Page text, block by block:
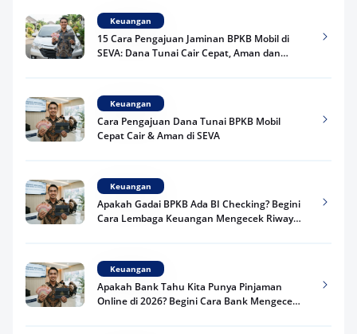
Keuangan
15 Cara Pengajuan Jaminan BPKB Mobil di
SEVA: Dana Tunai Cair Cepat, Aman dan
Keuangan
Cara Pengajuan Dana Tunai BPKB Mobil
Cepat Cair & Aman di SEVA
Keuangan
Apakah Gadai BPKB Ada BI Checking? Begini
Cara Lembaga Keuangan Mengecek Riwayat
Keuangan
Apakah Bank Tahu Kita Punya Pinjaman
Online di 2026? Begini Cara Bank Mengecek